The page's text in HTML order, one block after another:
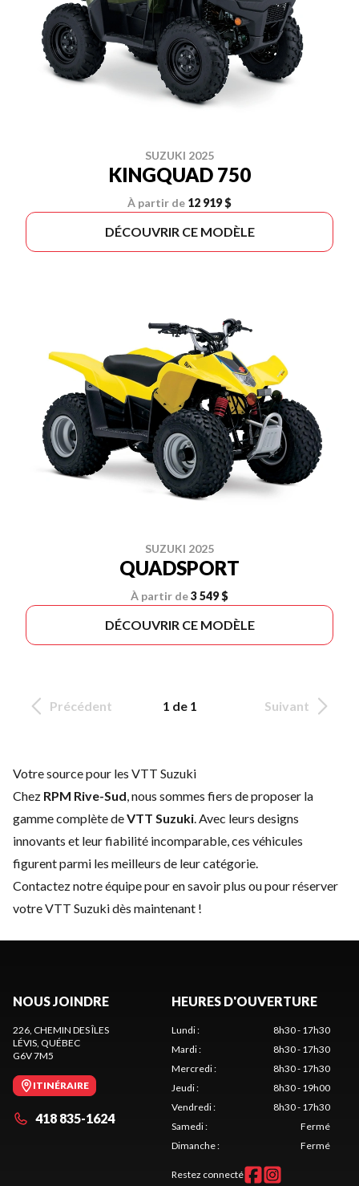
SUZUKI 2025
KINGQUAD 750
À partir de 12 919 $
DÉCOUVRIR CE MODÈLE
SUZUKI 2025
QUADSPORT
À partir de3 549 $
DÉCOUVRIR CE MODÈLE
Précédent 1 de 1 Suivant
Votre source pour les VTT Suzuki
Chez RPM Rive-Sud, nous sommes fiers de proposer la
gamme complète deVTT Suzuki. Avec leurs designs
innovants et leur fiabilité incomparable, ces véhicules
figurent parmi les meilleurs de leur catégorie.
Contactez notre équipepour en savoir plus ou pour réserver
votre VTT Suzuki dès maintenant !
NOUS JOINDRE
226, CHEMIN DES ÎLES
LÉVIS, QUÉBEC
G6V 7M5
ITINÉRAIRE
418 835-1624
HEURES D'OUVERTURE
Lundi:
8h30 - 17h30
Mardi:
8h30 - 17h30
Mercredi:
8h30 - 17h30
Jeudi:
8h30 - 19h00
Vendredi:
8h30 - 17h30
Samedi:
Fermé
Dimanche: Fermé
Restez connecté